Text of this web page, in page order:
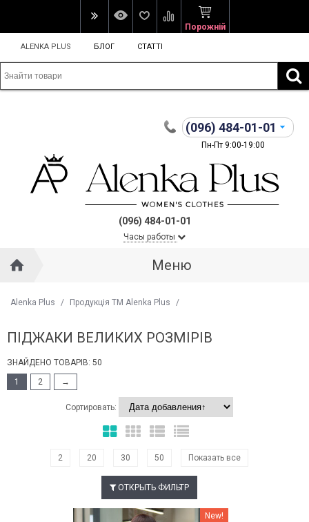
Порожній
ALENKA PLUS БЛОГ СТАТТІ
(096) 484-01-01
Пн-Пт 9:00-19:00
(096) 484-01-01
Часы работы
Меню
Alenka Plus / Продукція ТМ Alenka Plus /
ПІДЖАКИ ВЕЛИКИХ РОЗМІРІВ
ЗНАЙДЕНО ТОВАРІВ: 50
1
2 →
Сортировать:
2 20 30 50 Показать все
ОТКРЫТЬ ФИЛЬТР
Наклейки Варіант з % New!